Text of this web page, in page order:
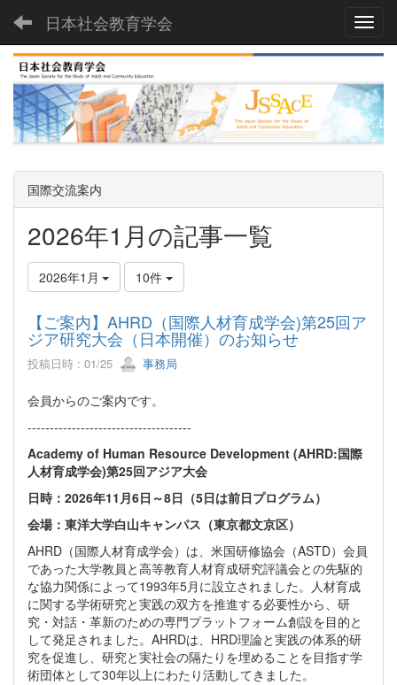
日本社会教育学会
国際交流案内
2026年1月の記事一覧
2026年1月 10件
【ご案内】AHRD（国際人材育成学会)第25回ア
ジア研究大会（日本開催）のお知らせ
投稿日時 : 01/25 事務局
会員からのご案内です。
-------------------------------------
Academy of Human Resource Development (AHRD:国際
人材育成学会)第25回アジア大会
日時：2026年11月6日～8日（5日は前日プログラム）
会場：東洋大学白山キャンパス（東京都文京区）
AHRD（国際人材育成学会）は、米国研修協会（ASTD）会員
であった大学教員と高等教育人材育成研究評議会との先駆的
な協力関係によって1993年5月に設立されました。人材育成
に関する学術研究と実践の双方を推進する必要性から、研
究・対話・革新のための専門プラットフォーム創設を目的と
して発足されました。AHRDは、HRD理論と実践の体系的研
究を促進し、研究と実社会の隔たりを埋めることを目指す学
術団体として30年以上にわたり活動してきました。